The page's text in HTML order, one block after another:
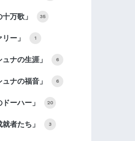
万歌」 35
ー」 1
ナの生涯」 6
ナの福音」 6
ーハー」 20
者たち」 3